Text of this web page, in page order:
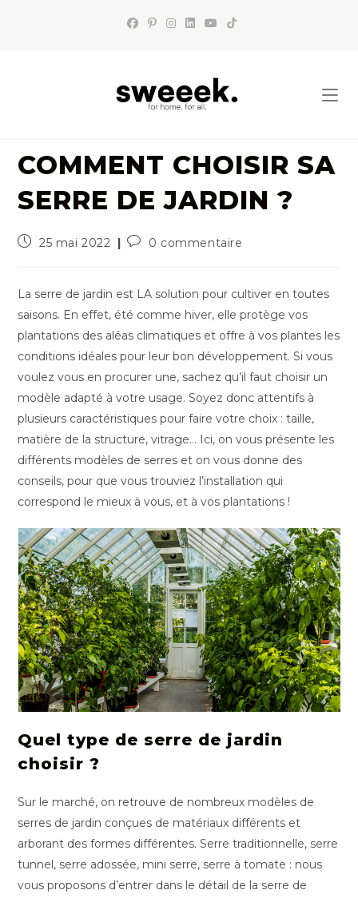
COMMENT CHOISIR SA
SERRE DE JARDIN ?
Publication
25 mai 2022
Commentaires
publication :
0 commentaire
La serre de jardin est LA solution pour cultiver en toutes
saisons. En effet, été comme hiver, elle protège vos
plantations des aléas climatiques et offre à vos plantes les
conditions idéales pour leur bon développement. Si vous
voulez vous en procurer une, sachez qu’il faut choisir un
modèle adapté à votre usage. Soyez donc attentifs à
plusieurs caractéristiques pour faire votre choix : taille,
matière de la structure, vitrage… Ici, on vous présente les
différents modèles de serres et on vous donne des
conseils, pour que vous trouviez l’installation qui
correspond le mieux à vous, et à vos plantations !
Quel type de serre de jardin
choisir ?
Sur le marché, on retrouve de nombreux modèles de
serres de jardin conçues de matériaux différents et
arborant des formes différentes. Serre traditionnelle, serre
tunnel, serre adossée, mini serre, serre à tomate : nous
vous proposons d’entrer dans le détail de la serre de